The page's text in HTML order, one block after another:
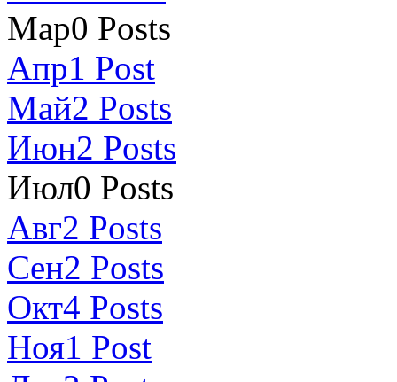
Мар0 Posts
Апр1 Post
Май2 Posts
Июн2 Posts
Июл0 Posts
Авг2 Posts
Сен2 Posts
Окт4 Posts
Ноя1 Post